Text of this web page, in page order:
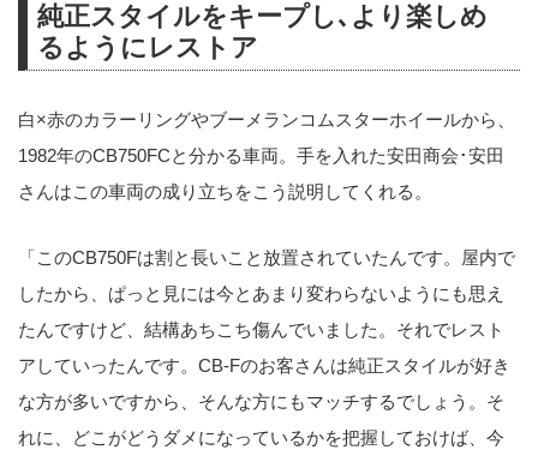
純正スタイルをキープし､より楽しめ
るようにレストア
白×赤のカラーリングやブーメランコムスターホイールから、
1982年のCB750FCと分かる車両。手を入れた安田商会･安田
さんはこの車両の成り立ちをこう説明してくれる。
「このCB750Fは割と長いこと放置されていたんです。屋内で
したから、ぱっと見には今とあまり変わらないようにも思え
たんですけど、結構あちこち傷んでいました。それでレスト
アしていったんです。CB-Fのお客さんは純正スタイルが好き
な方が多いですから、そんな方にもマッチするでしょう。そ
れに、どこがどうダメになっているかを把握しておけば、今